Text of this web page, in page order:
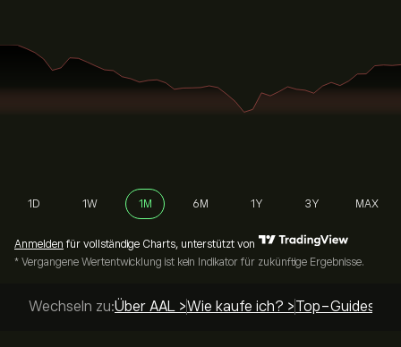
1D 1W 1M 6M 1Y 3Y MAX
Anmelden für vollständige Charts, unterstützt von
* Vergangene Wertentwicklung ist kein Indikator für zukünftige Ergebnisse.
Wechseln zu:Über AAL >Wie kaufe ich? >Top-Guides >